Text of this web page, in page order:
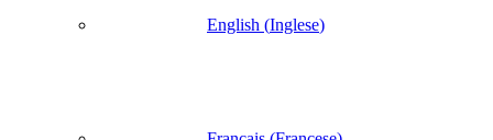
English (Inglese)